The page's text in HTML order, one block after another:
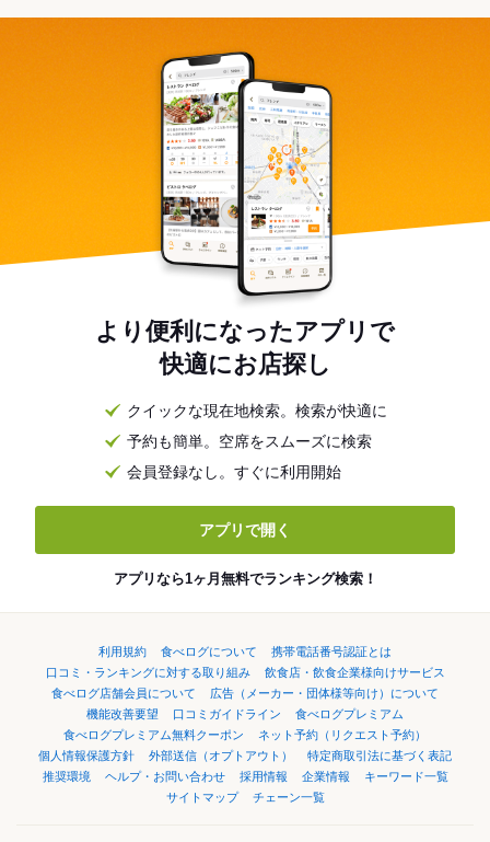
より便利になったアプリで
快適にお店探し
クイックな現在地検索。検索が快適に
予約も簡単。空席をスムーズに検索
会員登録なし。すぐに利用開始
アプリで開く
アプリなら1ヶ月無料でランキング検索！
利用規約 食べログについて
携帯電話番号認証とは
口コミ・ランキングに対する取り組み
飲食店・飲食企業様向けサービス
食べログ店舗会員について
広告（メーカー・団体様等向け）について
機能改善要望
口コミガイドライン
食べログプレミアム
食べログプレミアム無料クーポン
ネット予約（リクエスト予約）
個人情報保護方針
外部送信（オプトアウト）
特定商取引法に基づく表記
推奨環境
ヘルプ・お問い合わせ 採用情報 企業情報
キーワード一覧
サイトマップ
チェーン一覧